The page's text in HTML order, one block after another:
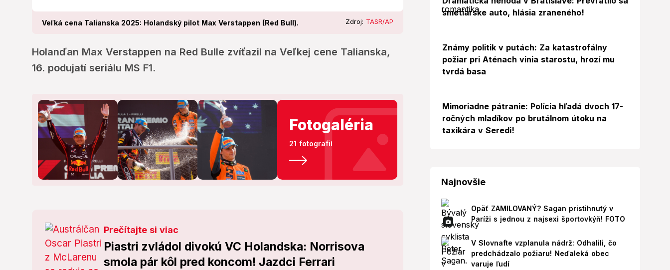
Veľká cena Talianska 2025: Holandský pilot Max Verstappen (Red Bull). Zdroj: TASR/AP
Holanďan Max Verstappen na Red Bulle zvíťazil na Veľkej cene Talianska,
16. podujatí seriálu MS F1.
Fotogaléria
21 fotografií
Prečítajte si viac
Piastri zvládol divokú VC Holandska: Norrisova
smola pár kôl pred koncom! Jazdci Ferrari
smetiarske auto, hlásia zraneného!
Známy politik v putách: Za katastrofálny
požiar pri Aténach vinia starostu, hrozí mu
tvrdá basa
Mimoriadne pátranie: Polícia hľadá dvoch 17-
ročných mladíkov po brutálnom útoku na
taxikára v Seredi!
Najnovšie
Opäť ZAMILOVANÝ? Sagan pristihnutý v
Paríži s jednou z najsexi športovkýň! FOTO
V Slovnafte vzplanula nádrž: Odhalili, čo
predchádzalo požiaru! Neďaleká obec
varuje ľudí